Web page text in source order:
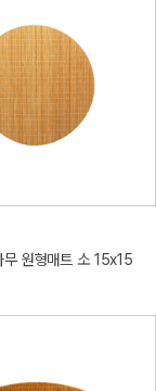
무 원형매트 소 15x15